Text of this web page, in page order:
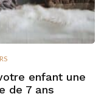
enfant une
de 7 ans